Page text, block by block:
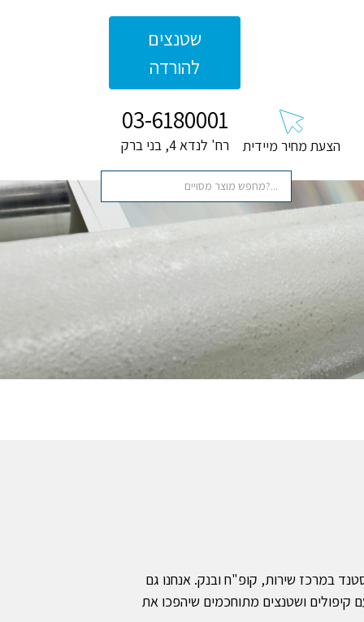
שטנצים
להורדה
הצעת מחיר מיידית
03-6180001
רח' לנדא 4, בני ברק
במרכז שירות, קופ"ח ובנק. אנחנו גם
קיפולים ושטנצים מתוחכמים שיהפכו את